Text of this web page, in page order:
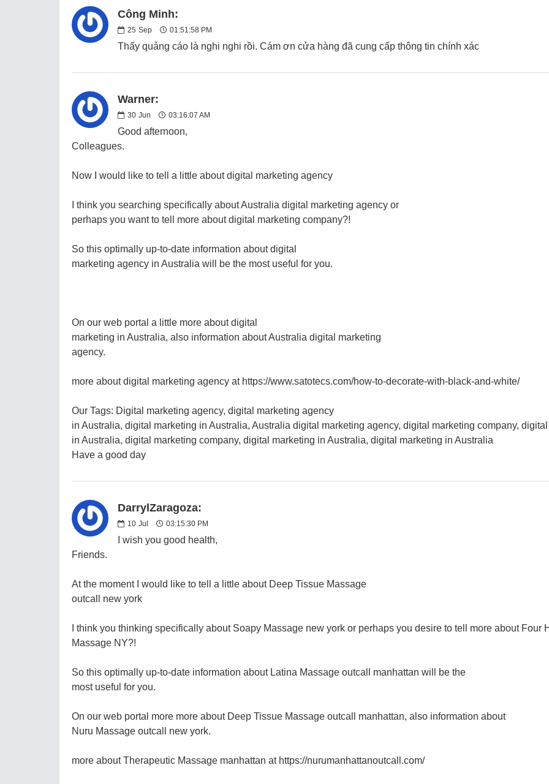
Công Minh:
25 Sep 01:51:58 PM
Thấy quảng cáo là nghi nghi rồi. Cám ơn cửa hàng đã cung cấp thông tin chính xác
Warner:
30 Jun 03:16:07 AM
Good afternoon,
Colleagues.
Now I would like to tell a little about digital marketing agency
I think you searching specifically about Australia digital marketing agency or
perhaps you want to tell more about digital marketing company?!
So this optimally up-to-date information about digital
marketing agency in Australia will be the most useful for you.
On our web portal a little more about digital
marketing in Australia, also information about Australia digital marketing
agency.
more about digital marketing agency at https://www.satotecs.com/how-to-decorate-with-black-and-white/
Our Tags: Digital marketing agency, digital marketing agency
in Australia, digital marketing in Australia, Australia digital marketing agency, digital marketing company,
in Australia, digital marketing company, digital marketing in Australia, digital marketing in Australia
Have a good day
DarrylZaragoza:
10 Jul 03:15:30 PM
I wish you good health,
Friends.
At the moment I would like to tell a little about Deep Tissue Massage
outcall new york
I think you thinking specifically about Soapy Massage new york or perhaps you desire to tell more about Four
Massage NY?!
So this optimally up-to-date information about Latina Massage outcall manhattan will be the
most useful for you.
On our web portal more more about Deep Tissue Massage outcall manhattan, also information about
Nuru Massage outcall new york.
more about Therapeutic Massage manhattan at https://nurumanhattanoutcall.com/